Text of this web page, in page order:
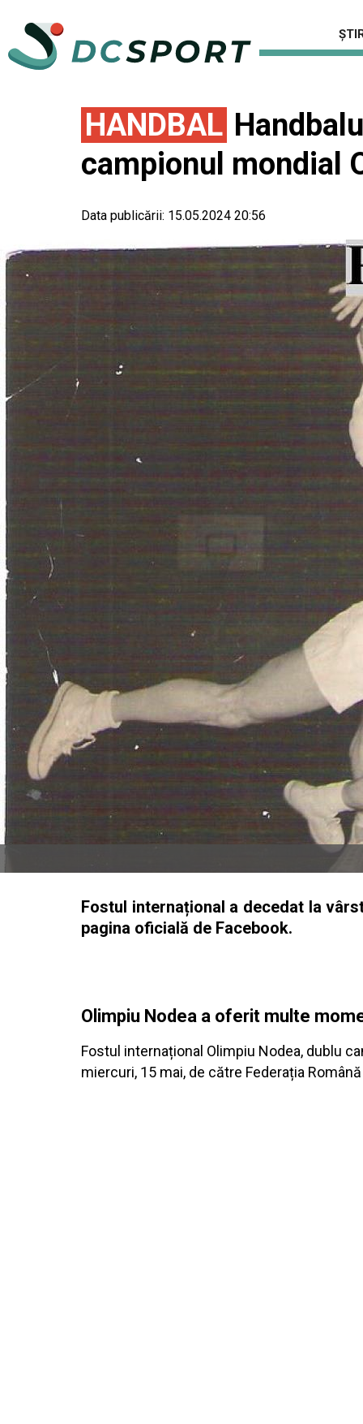
HANDBAL
campionul mondial
Data publicării: 15.05.2024 20:56
Fostul internațional a decedat la
pagina oficială de Facebook.
Olimpiu Nodea a oferit multe
Fostul internațional Olimpiu Nodea, dublu
miercuri, 15 mai, de către Federația